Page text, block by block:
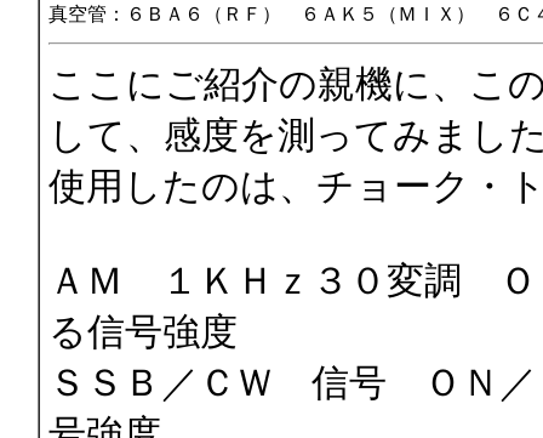
真空管：６ＢＡ６（ＲＦ） ６ＡＫ５（ＭＩＸ） ６
ここにご紹介の親機に、こ
して、感度を測ってみまし
使用したのは、チョーク・
ＡＭ １ＫＨｚ３０変調 Ｏ
る信号強度
ＳＳＢ／ＣＷ 信号 ＯＮ／